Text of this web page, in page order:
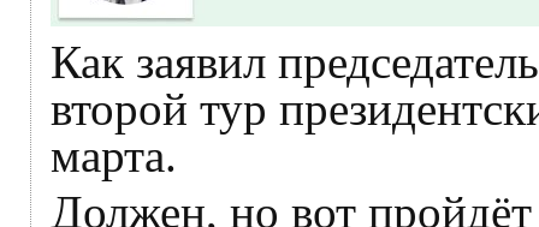
Как заявил
второй тур
марта.
Должен, но вот